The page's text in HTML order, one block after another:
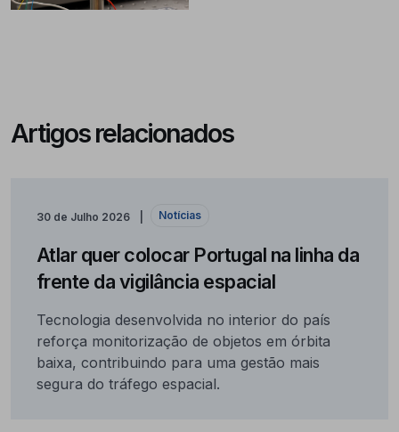
Artigos relacionados
30 de Julho 2026 Notícias
Atlar quer colocar Portugal na linha da
frente da vigilância espacial
Tecnologia desenvolvida no interior do país
reforça monitorização de objetos em órbita
baixa, contribuindo para uma gestão mais
segura do tráfego espacial.